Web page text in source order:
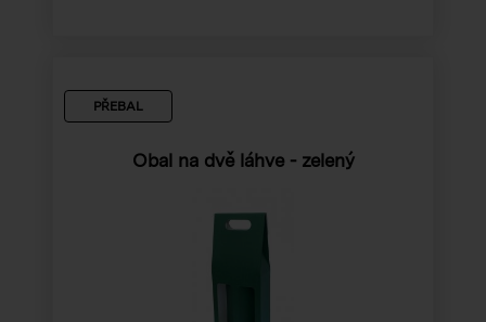
PŘEBAL
Obal na dvě láhve - zelený